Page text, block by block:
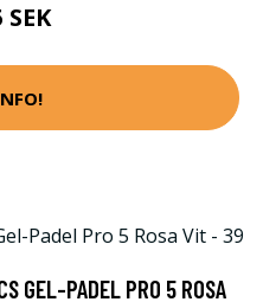
SEK
GEL-PADEL PRO 5 ROSA